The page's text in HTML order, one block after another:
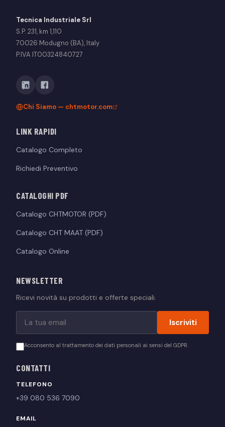
Tecnica Industriale Srl
S.P. 231, km 1,110
70026 Modugno (BA), Italy
P.IVA IT00324840727
Chi Siamo — chtmotor.com
LINK RAPIDI
Catalogo Completo
Richiedi Preventivo
CATALOGHI PDF
Catalogo CHTMOTOR (PDF)
Catalogo CHT MAAT (PDF)
Catalogo Online
NEWSLETTER
Ricevi novità su prodotti e offerte speciali.
Iscriviti
Acconsento al trattamento dei dati personali ai sensi del GDPR.
CONTATTI
TELEFONO
+39 080 536 7090
EMAIL